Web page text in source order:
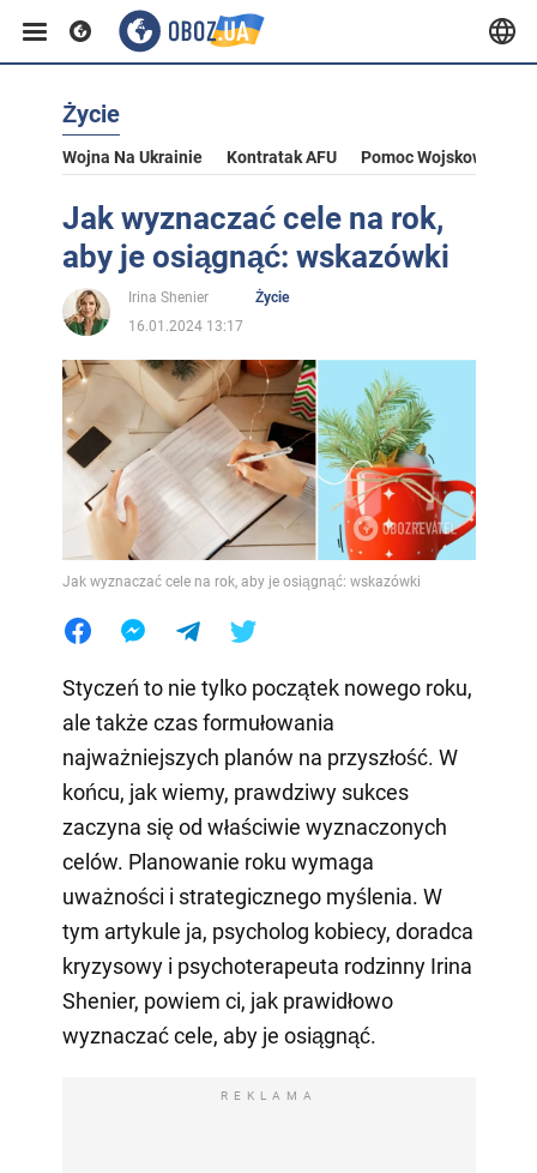
Życie
Wojna Na Ukrainie Kontratak AFU Pomoc Wojskowa Dla
Jak wyznaczać cele na rok,
aby je osiągnąć: wskazówki
Irina Shenier
Życie
16.01.2024 13:17
Jak wyznaczać cele na rok, aby je osiągnąć: wskazówki
Styczeń to nie tylko początek nowego roku,
ale także czas formułowania
najważniejszych planów na przyszłość. W
końcu, jak wiemy, prawdziwy sukces
zaczyna się od właściwie wyznaczonych
celów. Planowanie roku wymaga
uważności i strategicznego myślenia. W
tym artykule ja, psycholog kobiecy, doradca
kryzysowy i psychoterapeuta rodzinny Irina
Shenier, powiem ci, jak prawidłowo
wyznaczać cele, aby je osiągnąć.
REKLAMA